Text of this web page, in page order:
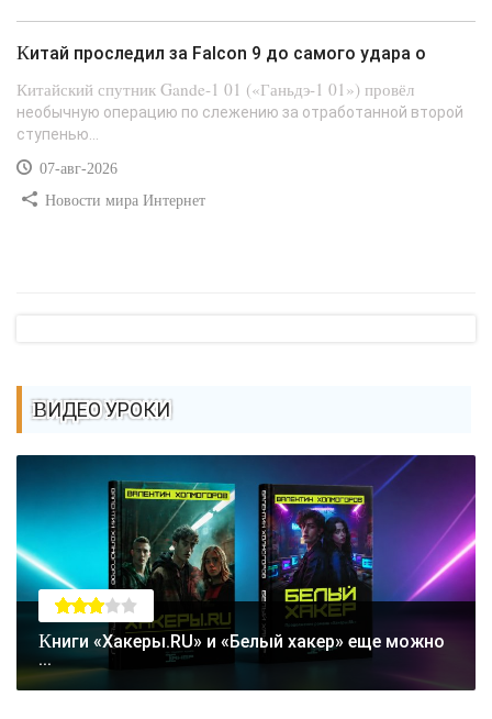
Китай проследил за Falcon 9 до самого удара о
Китайский спутник Gande-1 01 («Ганьдэ-1 01») провёл
необычную операцию по слежению за отработанной второй
ступенью...
07-авг-2026
Новости мира Интернет
ВИДЕО УРОКИ
Книги «Хакеры.RU» и «Белый хакер» еще можно
...